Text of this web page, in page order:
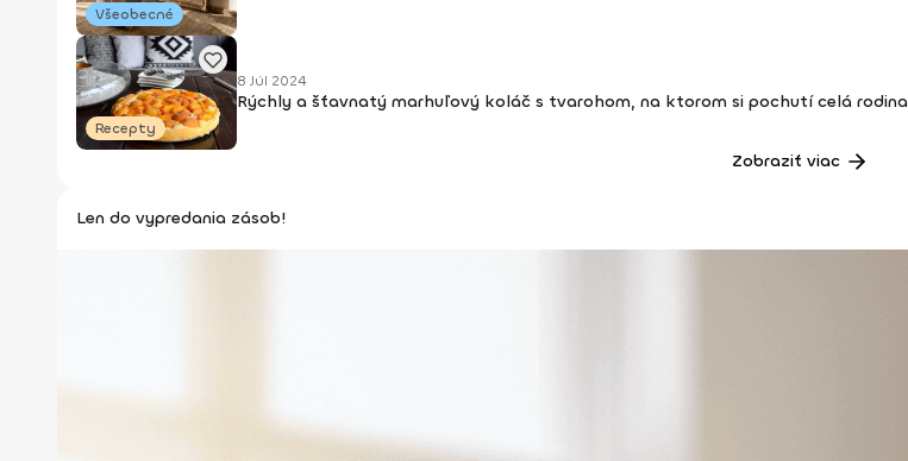
Všeobecné
Recepty
8 Júl 2024
Rýchly a šťavnatý marhuľový koláč s tvarohom, na ktorom si pochutí celá rodina
Zobraziť viac
Len do vypredania zásob!